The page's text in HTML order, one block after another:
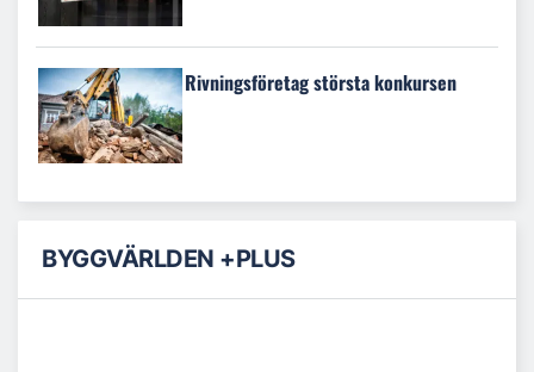
Rivningsföretag största konkursen
BYGGVÄRLDEN +PLUS